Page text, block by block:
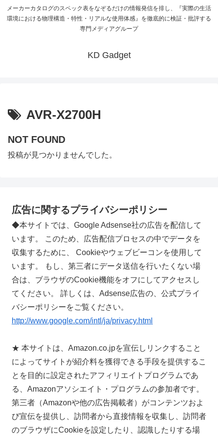
メーカーカタログのスペック表をなぞるだけの情報発信を排し、『実際の生活
環境における物理構造・特性・リアルな使用体感』を徹底的に検証・批評する
専門メディアグループ
KD Gadget
AVR-X2700H
NOT FOUND
投稿が見つかりませんでした。
広告に関するプライバシーポリシー
◆本サイトでは、Google Adsense社の広告を配信して
います。 このため、広告配信プロセスの中でデータを
収集するために、 Cookieやウェブビーコンを使用して
います。 もし、第三者にデータ送信を行いたくない場
合は、ブラウザのCookie機能をオフにしてアクセスし
てください。 詳しくは、Adsense広告の、公式プライ
バシーポリシーをご覧ください。
http://www.google.com/intl/ja/privacy.html
★ 本サイトは、Amazon.co.jpを宣伝しリンクすること
によってサイトが紹介料を獲得できる手段を提供するこ
とを目的に設定されたアフィリエイトプログラムであ
る、Amazonアソシエイト・プログラムの参加者です。
第三者（Amazonや他の広告掲載者）がコンテンツおよ
び宣伝を提供し、訪問者から直接情報を収集し、訪問者
のブラウザにCookieを設定したり、認識したりする場